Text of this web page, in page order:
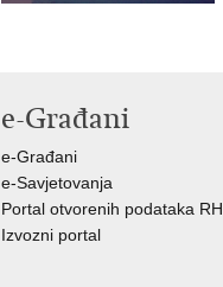
e-Građani
e-Građani
e-Savjetovanja
Portal otvorenih podataka RH
Izvozni portal